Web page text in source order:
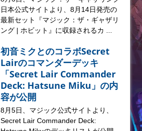
日本公式サイトより、8月14日発売の
最新セット『マジック：ザ・ギャザリ
ング | ホビット』に収録されるカ ...
初音ミクとのコラボSecret
Lairのコマンダーデッキ
「Secret Lair Commander
Deck: Hatsune Miku」の内
容が公開
8月5日、マジック公式サイトより、
Secret Lair Commander Deck: